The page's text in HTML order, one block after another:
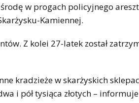
w progach policyjnego
Kamiennej.
Z kolei 27-latek został
kradzieże w skarżyskich
i pół tysiąca złotych –